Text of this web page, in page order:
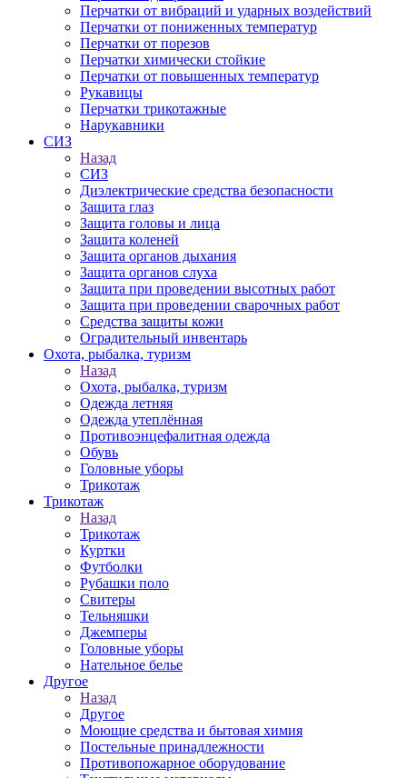
Перчатки от вибраций и ударных воздействий
Перчатки от пониженных температур
Перчатки от порезов
Перчатки химически стойкие
Перчатки от повышенных температур
Рукавицы
Перчатки трикотажные
Нарукавники
СИЗ
Назад
СИЗ
Диэлектрические средства безопасности
Защита глаз
Защита головы и лица
Защита коленей
Защита органов дыхания
Защита органов слуха
Защита при проведении высотных работ
Защита при проведении сварочных работ
Средства защиты кожи
Оградительный инвентарь
Охота, рыбалка, туризм
Назад
Охота, рыбалка, туризм
Одежда летняя
Одежда утеплённая
Противоэнцефалитная одежда
Обувь
Головные уборы
Трикотаж
Трикотаж
Назад
Трикотаж
Куртки
Футболки
Рубашки поло
Свитеры
Тельняшки
Джемперы
Головные уборы
Нательное белье
Другое
Назад
Другое
Моющие средства и бытовая химия
Постельные принадлежности
Противопожарное оборудование